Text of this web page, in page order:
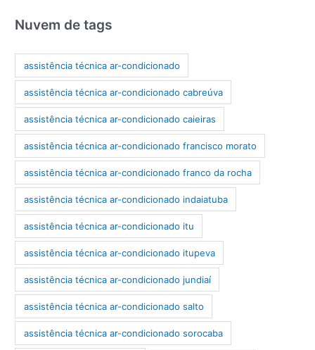
Nuvem de tags
assistência técnica ar-condicionado
assistência técnica ar-condicionado cabreúva
assistência técnica ar-condicionado caieiras
assistência técnica ar-condicionado francisco morato
assistência técnica ar-condicionado franco da rocha
assistência técnica ar-condicionado indaiatuba
assistência técnica ar-condicionado itu
assistência técnica ar-condicionado itupeva
assistência técnica ar-condicionado jundiaí
assistência técnica ar-condicionado salto
assistência técnica ar-condicionado sorocaba